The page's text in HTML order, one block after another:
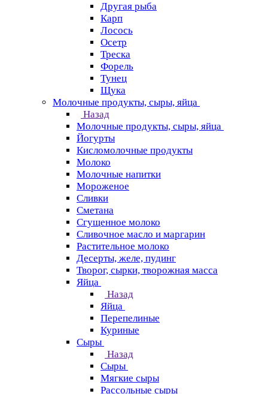
Другая рыба
Карп
Лосось
Осетр
Треска
Форель
Тунец
Щука
Молочные продукты, сыры, яйца
Назад
Молочные продукты, сыры, яйца
Йогурты
Кисломолочные продукты
Молоко
Молочные напитки
Мороженое
Сливки
Сметана
Сгущенное молоко
Сливочное масло и маргарин
Растительное молоко
Десерты, желе, пудинг
Творог, сырки, творожная масса
Яйца
Назад
Яйца
Перепелиные
Куриные
Сыры
Назад
Сыры
Мягкие сыры
Рассольные сыры